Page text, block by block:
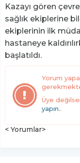
Kazayı gören
sağlık ekiplerine
ekiplerinin ilk
hastaneye
başlatıldı.
Yorum
Üye
yapın..
< Yorumlar>